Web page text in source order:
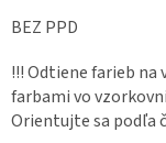
BEZ PPD
!!! Odtiene farieb
farbami vo
Orientujte sa podľa